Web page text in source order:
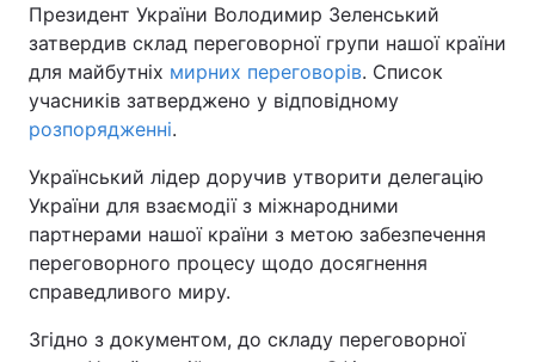
Президент України Володимир Зеленський
затвердив склад переговорної групи нашої країни
для майбутніх мирних переговорів. Список
учасників затверджено у відповідному
розпорядженні.
Український лідер доручив утворити делегацію
України для взаємодії з міжнародними
партнерами нашої країни з метою забезпечення
переговорного процесу щодо досягнення
справедливого миру.
Згідно з документом, до складу переговорної